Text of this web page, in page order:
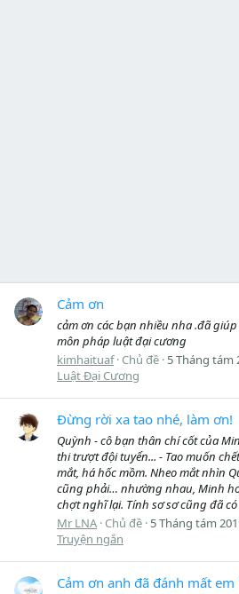
Cảm ơn
cảm ơn các bạn nhiều nha .đã
môn pháp luật đại cương
kimhaituaf Chủ đề 5 Tháng tám
Luật Đại Cương
Đừng rời xa tao nhé, làm ơn!
Quỳnh - cô bạn thân chí cốt của
thi trượt đội tuyển... - Tao muốn
mắt, há hốc mồm. Nheo mắt nhìn
cũng phải… nhường nhau, Minh
chợt nghĩ lại. Tính sơ sơ cũng đã
Mr LNA Chủ đề 5 Tháng tám
Truyện ngắn
Cảm ơn anh đã đánh mất